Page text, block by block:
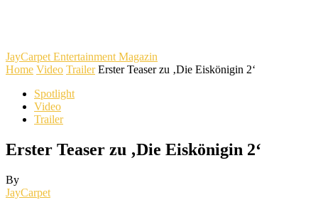
JayCarpet Entertainment Magazin
Home Video Trailer Erster Teaser zu ‚Die Eiskönigin 2‘
Spotlight
Video
Trailer
Erster Teaser zu ‚Die Eiskönigin 2‘
By
JayCarpet